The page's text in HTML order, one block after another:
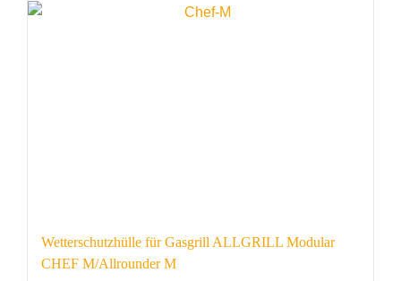
Wetterschutzhülle für Gasgrill ALLGRILL Modular
CHEF M/Allrounder M